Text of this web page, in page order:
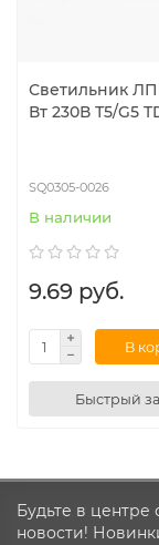
Светильник
Вт 230В Т5/G5
SQ0305-0026
В наличии
9.69 руб.
В
Быстрый
Будьте в
новости!